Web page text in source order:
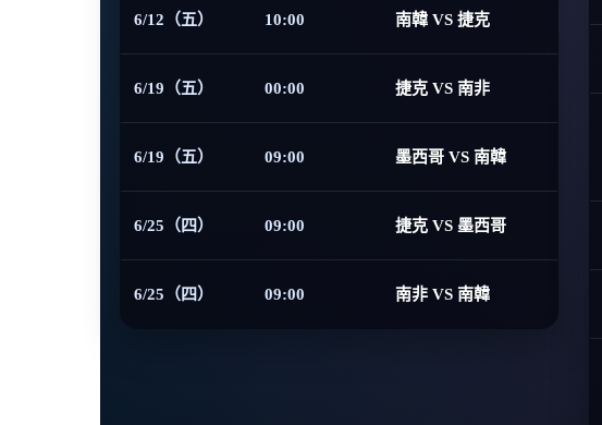
6/12（五） 10:00 南韓 VS 捷克
6/19（五） 00:00 捷克 VS 南非
6/19（五） 09:00 墨西哥 VS 南韓
6/25（四） 09:00 捷克 VS 墨西哥
6/25（四） 09:00 南非 VS 南韓